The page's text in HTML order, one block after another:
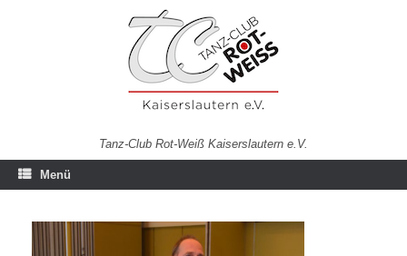
Tanz-Club Rot-Weiß Kaiserslautern e.V.
Menü